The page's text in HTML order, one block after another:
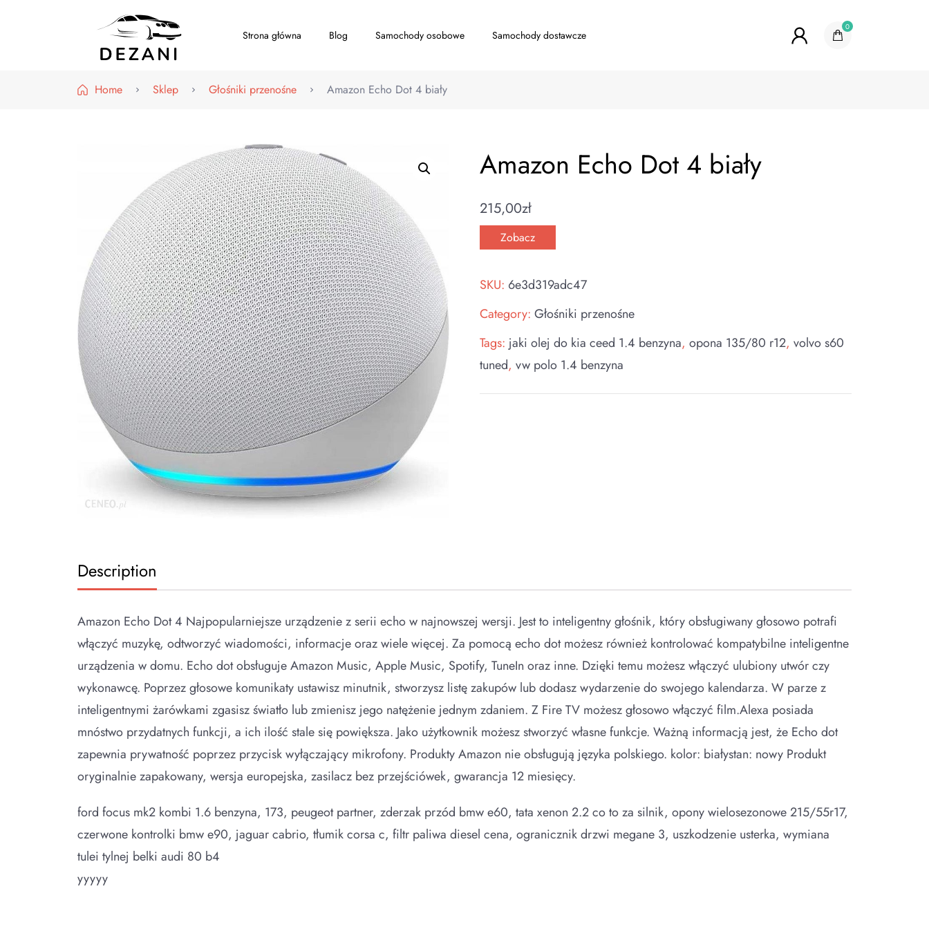
Strona główna Blog Samochody osobowe Samochody dostawcze
0
Home Sklep Głośniki przenośne Amazon Echo Dot 4 biały
Amazon Echo Dot 4 biały
215,00zł
Zobacz
SKU: 6e3d319adc47
Category:Głośniki przenośne
Tags: jaki olej do kia ceed 1.4 benzyna,opona 135/80 r12,volvo s60
tuned,vw polo 1.4 benzyna
Description
Amazon Echo Dot 4 Najpopularniejsze urządzenie z serii echo w najnowszej wersji. Jest to inteligentny głośnik, który obsługiwany głosowo potrafi
włączyć muzykę, odtworzyć wiadomości, informacje oraz wiele więcej. Za pomocą echo dot możesz również kontrolować kompatybilne inteligentne
urządzenia w domu. Echo dot obsługuje Amazon Music, Apple Music, Spotify, TuneIn oraz inne. Dzięki temu możesz włączyć ulubiony utwór czy
wykonawcę. Poprzez głosowe komunikaty ustawisz minutnik, stworzysz listę zakupów lub dodasz wydarzenie do swojego kalendarza. W parze z
inteligentnymi żarówkami zgasisz światło lub zmienisz jego natężenie jednym zdaniem. Z Fire TV możesz głosowo włączyć film.Alexa posiada
mnóstwo przydatnych funkcji, a ich ilość stale się powiększa. Jako użytkownik możesz stworzyć własne funkcje. Ważną informacją jest, że Echo dot
zapewnia prywatność poprzez przycisk wyłączający mikrofony. Produkty Amazon nie obsługują języka polskiego. kolor: białystan: nowy Produkt
oryginalnie zapakowany, wersja europejska, zasilacz bez przejściówek, gwarancja 12 miesięcy.
ford focus mk2 kombi 1.6 benzyna, 173, peugeot partner, zderzak przód bmw e60, tata xenon 2.2 co to za silnik, opony wielosezonowe 215/55r17,
czerwone kontrolki bmw e90, jaguar cabrio, tłumik corsa c, filtr paliwa diesel cena, ogranicznik drzwi megane 3, uszkodzenie usterka, wymiana
tulei tylnej belki audi 80 b4
yyyyy